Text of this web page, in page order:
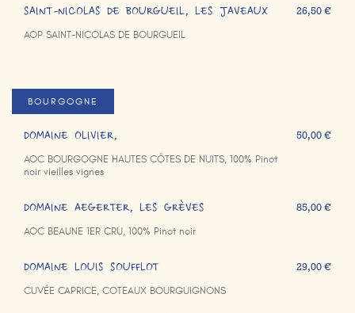
SAINT-NICOLAS DE BOURGUEIL, LES JAVEAUX
AOP SAINT-NICOLAS DE BOURGUEIL
26,50 €
BOURGOGNE
DOMAINE OLIVIER,
AOC BOURGOGNE HAUTES CÔTES DE NUITS, 100% Pinot
noir vieilles vignes
50,00 €
DOMAINE AEGERTER, LES GRÈVES
AOC BEAUNE 1ER CRU, 100% Pinot noir
85,00 €
DOMAINE LOUIS SOUFFLOT
CUVÉE CAPRICE, COTEAUX BOURGUIGNONS
29,00 €